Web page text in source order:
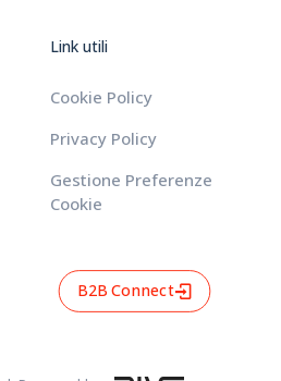
Link utili
Cookie Policy
Privacy Policy
Gestione Preferenze
Cookie
B2B Connect